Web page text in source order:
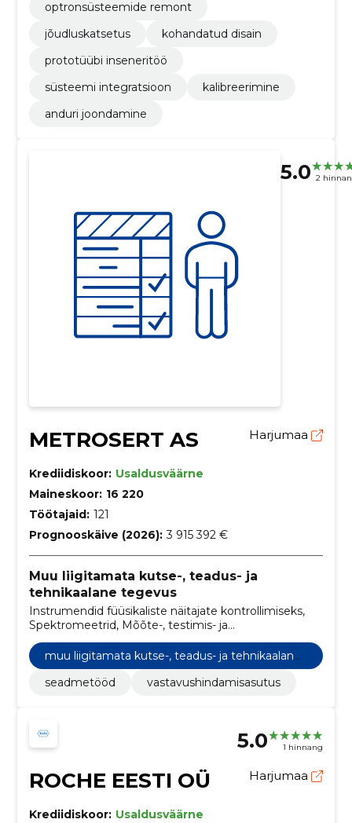
optronsüsteemide remont
jõudluskatsetus
kohandatud disain
prototüübi inseneritöö
süsteemi integratsioon
kalibreerimine
anduri joondamine
5.0 2
METROSERT AS Harjumaa
Krediidiskoor: Usaldusväärne
Maineskoor: 16 220
Töötajaid: 121
Prognooskäive (2026): 3 915 392 €
Muu liigitamata kutse-, teadus- ja
tehnikaalane tegevus
Instrumendid füüsikaliste näitajate kontrollimiseks,
Spektromeetrid, Mõõte-, testimis- ja
kontrollaparatuuri remondi- ja hooldusteenused,
Kalibreerimisteenused, Testimisaparaatide remondi-
ja hooldusteenused, Instrumendid vedelike ja gaaside
kulu, nivoo ja rõhu mõõtmiseks, Kontrolli- ja
muu liigitamata kutse-, teadus- ja tehnikaalane
tegevus
seadmetööd
vastavushindamisasutus
5.0 1 hinnang
ROCHE EESTI OÜ Harjumaa
Krediidiskoor: Usaldusväärne